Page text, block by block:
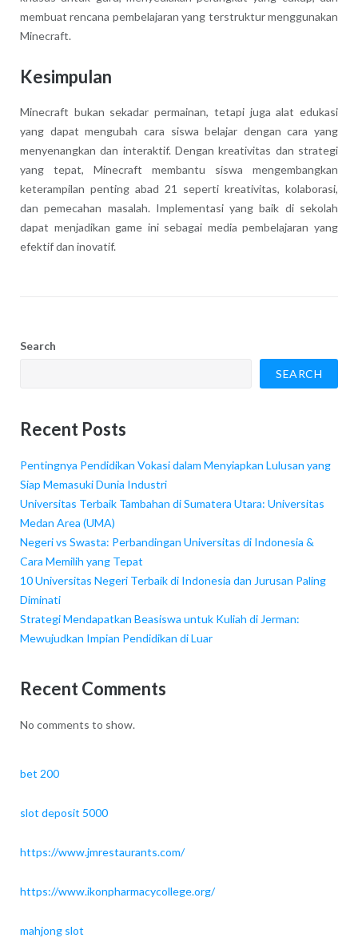
membuat rencana pembelajaran yang terstruktur menggunakan
Minecraft.
Kesimpulan
Minecraft bukan sekadar permainan, tetapi juga alat edukasi
yang dapat mengubah cara siswa belajar dengan cara yang
menyenangkan dan interaktif. Dengan kreativitas dan strategi
yang tepat, Minecraft membantu siswa mengembangkan
keterampilan penting abad 21 seperti kreativitas, kolaborasi,
dan pemecahan masalah. Implementasi yang baik di sekolah
dapat menjadikan game ini sebagai media pembelajaran yang
efektif dan inovatif.
Search
SEARCH
Recent Posts
Pentingnya Pendidikan Vokasi dalam Menyiapkan Lulusan yang
Siap Memasuki Dunia Industri
Universitas Terbaik Tambahan di Sumatera Utara: Universitas
Medan Area (UMA)
Negeri vs Swasta: Perbandingan Universitas di Indonesia &
Cara Memilih yang Tepat
10 Universitas Negeri Terbaik di Indonesia dan Jurusan Paling
Diminati
Strategi Mendapatkan Beasiswa untuk Kuliah di Jerman:
Mewujudkan Impian Pendidikan di Luar
Recent Comments
No comments to show.
bet 200
slot deposit 5000
https://www.jmrestaurants.com/
https://www.ikonpharmacycollege.org/
mahjong slot